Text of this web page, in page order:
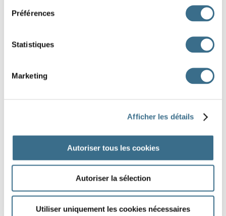
Préférences
Statistiques
Marketing
Afficher les détails
Autoriser tous les cookies
Autoriser la sélection
Utiliser uniquement les cookies nécessaires